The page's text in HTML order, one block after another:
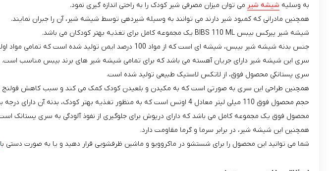
به وسلیه شیشه شیر می توان میزان مصرفی شیر کودک را به راحتی اندازه گیری نمود.
همچنین مادرانی که کمبود شیر دارند می توانند به وسیله شیردهی توسط شیشه شیر، آن را جبران نمایند.
شیشه شیر پیرکس بیبس BIBS 110 ML یک مجموعه کامل برای تغذیه بهتر کودکان می باشد.
جنس بدنه شیشه شیر بیبس، شیشه ای است که از مواد 100 درصد ایمن تولید شده است که تمامی مواد اولیه آن دارای تاییدیه می باشند.
سری این شیشه شیر دارای جریان آهسته می باشد که برای تمامی شیشه شیر های برند بیبس مناسب است.
سری پستانکی محصول فوق، از لاتکس لاستیک طبیعی تولید شده است.
همچنین طراحی این سری به صورتی است که به مکیدن و بلعیدن کودک کمک می کند و سبب کاهش قولنج
حجم محصول فوق 110 میلی لیتر معادل 4 اونس است که به منظور تغذیه بهتر کودک، بدنه آن دارای درجه بندی برحسب میلی لیتر و اونس می باشد.
محصول فوق یک مجموعه کامل می باشد که دارای درپوش برای جلوگیری از نفوذ آلودگی به سری پستانک
همچنین این شیشه شیر، در برابر سرما و گرما مقاومت دارد.
شما می توانید این محصول را برای شستشو در ماکروویو و ماشین ظرفشویی قرار دهید و یا به صورت دستی با